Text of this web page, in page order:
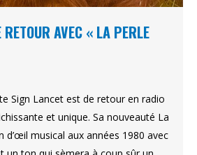
RETOUR AVEC « LA PERLE
Sign Lancet est de retour en radio
et unique. Sa nouveauté La
d’œil musical aux années 1980 avec